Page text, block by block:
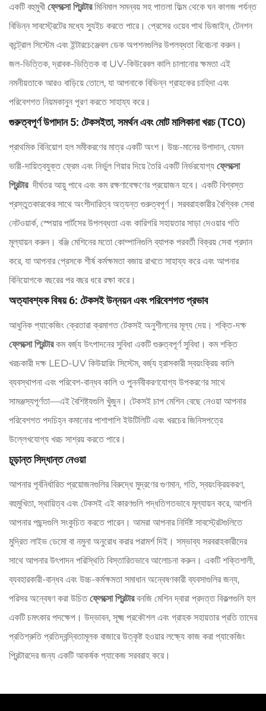
একটি বহুমুখী ফ্লেক্সো প্রিন্টারমিনিমাল সমন্বয় সহ পাতলা ফিল্ম থেকে ঘন কাগজ পর্যন্ত
বিভিন্ন সাবস্ট্রেটের মধ্যে স্যুইচ করতে পারে। প্রেসের ওয়েব পাথ ডিজাইন, টেনশন
কন্ট্রোল সিস্টেম এবং ইন্টারচেঞ্জেবল ডেক অপশনগুলির উপলব্ধতা বিবেচনা করুন।
জল-ভিত্তিক, দ্রাবক-ভিত্তিক বা UV-কিউরেবল কালি চালানোর ক্ষমতা এই
নমনীয়তাকে আরও বাড়িয়ে তোলে, যা আপনাকে বিভিন্ন গ্রাহকের চাহিদা এবং
পরিবেশগত নিয়মকানুন পূরণ করতে সাহায্য করে।
গুরুত্বপূর্ণ উপাদান 5: টেকসইতা, সমর্থন এবং মোট মালিকানা খরচ (TCO)
প্রাথমিক বিনিয়োগ হল সমীকরণের মাত্র একটি অংশ। উচ্চ-মানের উপাদান, যেমন
ভারী-দায়িত্বযুক্ত ফ্রেম এবং নির্ভুল গিয়ার দিয়ে তৈরি একটি নির্ভরযোগ্য ফ্লেক্সো
প্রিন্টার ​ দীর্ঘতর আয়ু পাবে এবং কম রক্ষণাবেক্ষণের প্রয়োজন হবে। একটি বিশ্বস্ত
প্রস্তুতকারকের সাথে অংশীদারিত্ব অত্যন্ত গুরুত্বপূর্ণ। সরবরাহকারীর বৈশ্বিক সেবা
নেটওয়ার্ক, স্পেয়ার পার্টসের উপলব্ধতা এবং কারিগরি সহায়তার সাড়া দেওয়ার গতি
মূল্যায়ন করুন। বঞ্জি মেশিনের মতো কোম্পানিগুলি ব্যাপক পরবর্তী বিক্রয় সেবা প্রদান
করে, যা আপনার প্রেসকে শীর্ষ কর্মক্ষমতা বজায় রাখতে সাহায্য করে এবং আপনার
বিনিয়োগকে বছরের পর বছর ধরে রক্ষা করে।
অত্যাবশ্যক বিষয় 6: টেকসই উন্নয়ন এবং পরিবেশগত প্রভাব
আধুনিক প্যাকেজিং ক্রেতারা ক্রমাগত টেকসই অনুশীলনের মূল্য দেয়। শক্তি-দক্ষ
ফ্লেক্সো প্রিন্টারকম বর্জ্য উৎপাদনের সুবিধা একটি গুরুত্বপূর্ণ সুবিধা। কম শক্তি
খরচকারী দক্ষ LED-UV কিউয়ারিং সিস্টেম, বর্জ্য হ্রাসকারী স্বয়ংক্রিয় কালি
ব্যবস্থাপনা এবং পরিবেশ-বান্ধব কালি ও পুনর্নবীকরণযোগ্য উপকরণের সাথে
সামঞ্জস্যপূর্ণতা—এই বৈশিষ্ট্যগুলি খুঁজুন। টেকসই চাপ মেশিন বেছে নেওয়া আপনার
পরিবেশগত পদচিহ্ন কমানোর পাশাপাশি ইউটিলিটি এবং খরচের জিনিসপত্রে
উল্লেখযোগ্য খরচ সাশ্রয় করতে পারে।
চূড়ান্ত সিদ্ধান্ত নেওয়া
আপনার পূর্বনির্ধারিত প্রয়োজনগুলির বিরুদ্ধে মুদ্রণের গুণমান, গতি, স্বয়ংক্রিয়করণ,
বহুমুখিতা, স্থায়িত্ব এবং টেকসই এই কারণগুলি পদ্ধতিগতভাবে মূল্যায়ন করে, আপনি
আপনার পছন্দগুলি সংকুচিত করতে পারেন। আমরা আপনার নির্দিষ্ট সাবস্ট্রেটগুলিতে
মুদ্রিত লাইভ ডেমো বা নমুনা অনুরোধ করার পরামর্শ দিই। সম্ভাব্য সরবরাহকারীদের
সাথে আপনার উৎপাদন পরিস্থিতি বিস্তারিতভাবে আলোচনা করুন। একটি শক্তিশালী,
ব্যবহারকারী-বান্ধব এবং উচ্চ-কর্মক্ষমতা সমাধান অন্বেষণকারী ব্যবসাগুলির জন্য,
পরিসর অন্বেষণ করা উচিতফ্লেক্সো প্রিন্টারবনজি মেশিন দ্বারা প্রদত্ত বিকল্পগুলি হল
একটি চমৎকার পদক্ষেপ। উদ্ভাবন, সূক্ষ্ম প্রকৌশল এবং গ্রাহক সহায়তার প্রতি তাদের
প্রতিশ্রুতি প্রতিদ্বন্দ্বিতামূলক বাজারে উত্কৃষ্ট হওয়ার লক্ষ্যে কাজ করা প্যাকেজিং
প্রিন্টারদের জন্য একটি আকর্ষক প্যাকেজ সরবরাহ করে।